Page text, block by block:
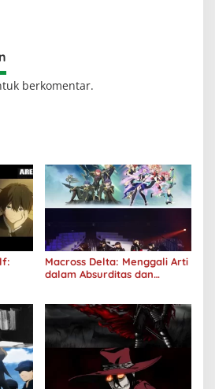
berkomentar.
Macross Delta: Menggali Arti
dalam Absurditas dan